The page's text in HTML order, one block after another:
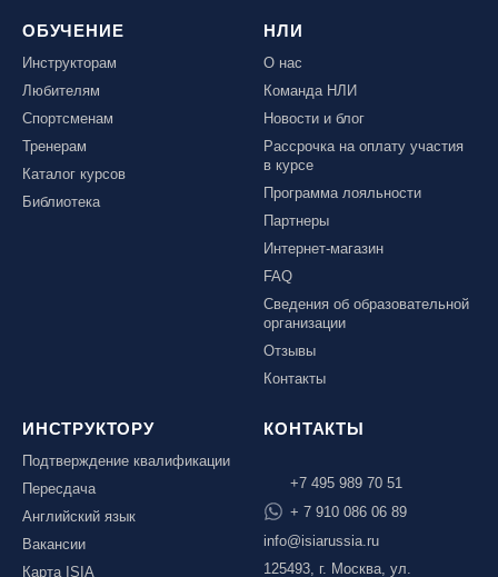
ОБУЧЕНИЕ
Инструкторам
Любителям
Спортсменам
Тренерам
Каталог курсов
Библиотека
НЛИ
О нас
Команда НЛИ
Новости и блог
Рассрочка на оплату участия
в курсе
Программа лояльности
Партнеры
Интернет-магазин
FAQ
Сведения об образовательной
организации
Отзывы
Контакты
ИНСТРУКТОРУ
Подтверждение квалификации
Пересдача
Английский язык
Вакансии
Карта ISIA
КОНТАКТЫ
+7 495 989 70 51
+ 7 910 086 06 89
info@isiarussia.ru
125493, г. Москва, ул.